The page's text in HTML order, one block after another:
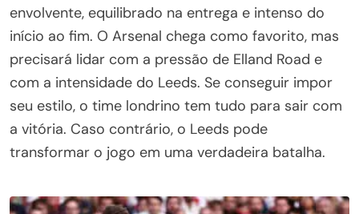
envolvente, equilibrado na entrega e intenso do
início ao fim. O Arsenal chega como favorito, mas
precisará lidar com a pressão de Elland Road e
com a intensidade do Leeds. Se conseguir impor
seu estilo, o time londrino tem tudo para sair com
a vitória. Caso contrário, o Leeds pode
transformar o jogo em uma verdadeira batalha.